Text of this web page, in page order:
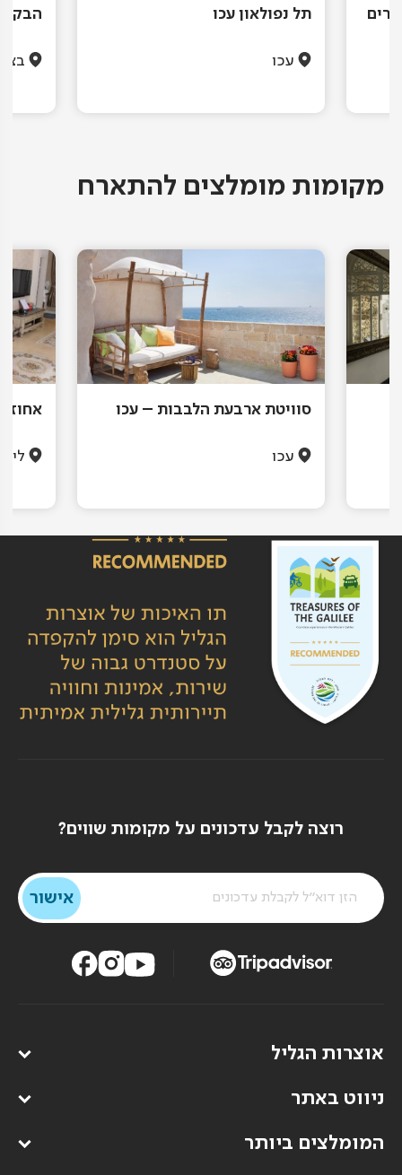
תל נפולאון עכו
עכו
מקומות מומלצים להתארח
סוויטת ארבעת הלבבות – עכו
עכו
רוצה לקבל עדכונים על מקומות שווים?
אוצרות הגליל
ניווט באתר
המומלצים ביותר